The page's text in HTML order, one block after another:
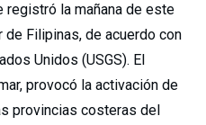
registró la mañana de este
Filipinas, de acuerdo con
Unidos (USGS). El
provocó la activación de
provincias costeras del